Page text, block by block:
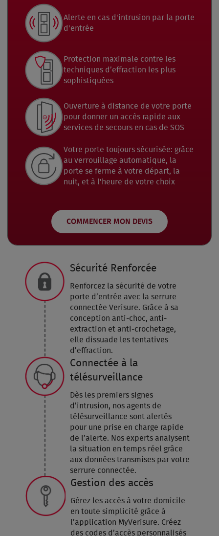
Alerte en cas d'intrusion par la porte
d'entrée
Protection maximale contre les
techniques d’effraction les plus
sophistiquées
Ouverture à distance de votre porte
pour donner un accès rapide aux
services de secours en cas de SOS
Votre porte toujours sécurisée: grâce
au verrouillage automatique, la
porte se ferme à votre départ, la
nuit, et à l'heure de votre choix
COMMENCER MON DEVIS
Sécurité Renforcée
Renforcez la sécurité de votre
porte d’entrée avec la serrure
connectée Verisure. Grâce à sa
conception anti-choc, anti-
extraction et anti-crochetage,
elle dissuade les tentatives
d’effraction.
Connectée à la
télésurveillance
Dès les premiers signes
d’intrusion, nos agents de
télésurveillance sont alertés
pour une prise en charge rapide
de l’alerte. Nos experts analysent
la situation en temps réel grâce
aux données transmises par votre
serrure connectée.
Gestion des accès
Gérez les accès à votre domicile
en toute simplicité grâce à
l’application MyVerisure. Créez
des codes d’accès personnalisés